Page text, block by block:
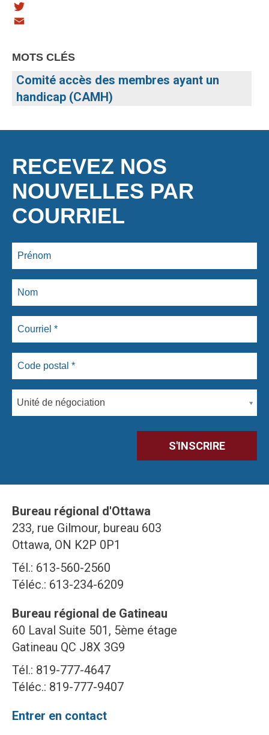
Facebook
Twitter
MOTS CLÉS
Comité accès des membres ayant un
handicap (CAMH)
RECEVEZ NOS
NOUVELLES PAR
COURRIEL
Unité de négociation
Bureau régional d'Ottawa
233, rue Gilmour, bureau 603
Ottawa, ON K2P 0P1
Tél.: 613-560-2560
Téléc.: 613-234-6209
Bureau régional de Gatineau
60 Laval Suite 501, 5ème étage
Gatineau QC J8X 3G9
Tél.: 819-777-4647
Téléc.: 819-777-9407
Entrer en contact